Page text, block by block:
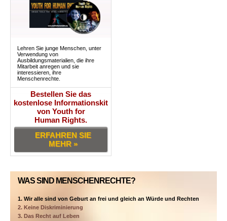
Lehren Sie junge Menschen, unter
Verwendung von
Ausbildungsmaterialien, die ihre
Mitarbeit anregen und sie
interessieren, ihre
Menschenrechte.
Bestellen Sie das
kostenlose Informationskit
von Youth for
Human Rights.
ERFAHREN SIE
MEHR »
WAS SIND MENSCHENRECHTE?
1. Wir alle sind von Geburt an frei und gleich an Würde und Rechten
2. Keine Diskriminierung
3. Das Recht auf Leben